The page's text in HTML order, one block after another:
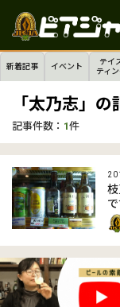
新着記事 イベント
テイ
ティ
「太乃志」
記事件数： 1件